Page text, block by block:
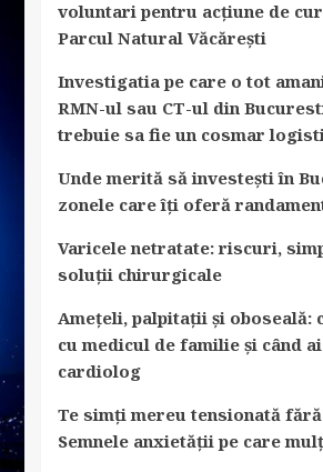
voluntari pentru acțiune de
Parcul Natural Văcărești
Investigatia pe care o tot
RMN-ul sau CT-ul din
trebuie sa fie un cosmar
Unde merită să investești în
zonele care îți oferă
Varicele netratate: riscuri,
soluții chirurgicale
Amețeli, palpitații și oboseală:
cu medicul de familie și când
cardiolog
Te simți mereu tensionată
Semnele anxietății pe care